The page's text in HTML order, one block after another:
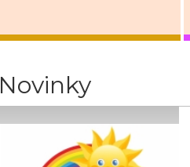
Novinky